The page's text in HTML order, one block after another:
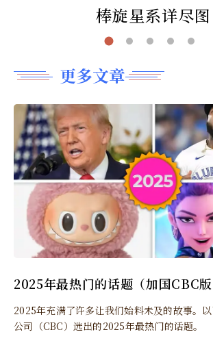
棒旋星系详尽图
更多文章
2025年最热门的话题（加国CBC版
2025年充满了许多让我们始料未及的故事。
公司（CBC）选出的2025年最热门的话题。